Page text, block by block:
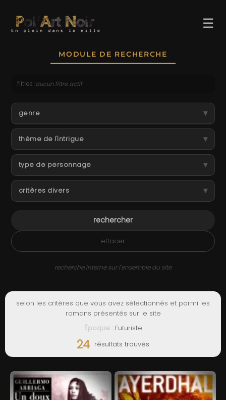
☰
ACCUEIL
TROMBINO
INDEX
RECHERCHE
BLOG
LIENS & FESTIVALS
ADMIN
MODULE DE RECHERCHE
filtres :aucun filtre actif
genre ▾
thème de l'intrigue ▾
type de personnage ▾
critères divers ▾
effacer
recherche interne sur l'ensemble du site
selon les critères que vous avez sélectionnés et parmi les
romans présentés sur le site
Époque :Futuriste
24 résultats trouvés